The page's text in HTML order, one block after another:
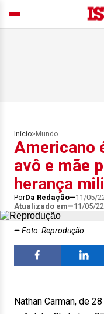
Início> Mundo
Americano
avô e mãe
herança
PorDa Redação 11/05/
Atualizado em
11/05/
Foto: Reprodução
Nathan Carman, de